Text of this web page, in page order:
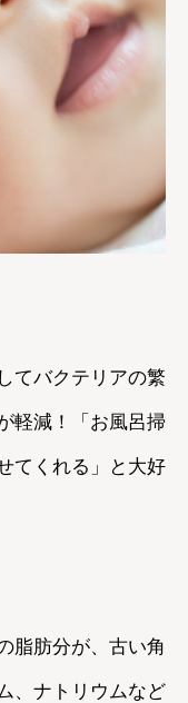
てバクテリアの繁
軽減！「お風呂掃
てくれる」と大好
脂肪分が、古い角
、ナトリウムなど